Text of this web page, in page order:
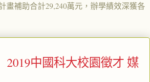
畫補助合計29,240萬元，辦學績效深獲各
2019中國科大校園徵才 媒